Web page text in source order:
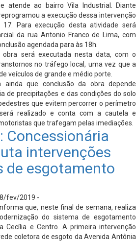
atende ao bairro Vila Industrial. Diante
a execução dessa intervenção
Para execução desta atividade será
da rua Antonio Franco de Lima, com
agendada para às 18h.
será executada nesta data, com o
no tráfego local, uma vez que a
veículos de grande e médio porte.
ainda que conclusão da obra depende
de precipitações e das condições do solo
que evitem percorrer o perímetro
realizado e conta com a cautela e
que trafegam pelas imediações.
Concessionária
intervenções
de esgotamento
fev/2019 -
que, neste final de semana, realiza
do sistema de esgotamento
Cecília e Centro. A primeira intervenção
coletora de esgoto da Avenida Antônia